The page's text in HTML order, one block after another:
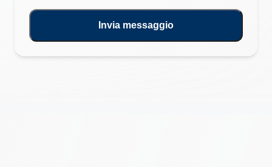
Invia messaggio